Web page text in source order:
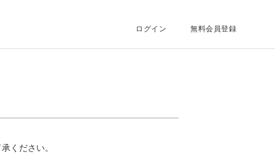
ログイン 無料会員登録
ください。